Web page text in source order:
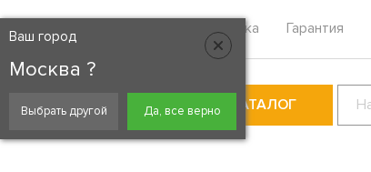
Москва
Ваш город
Москва ?
Выбрать другой Да, все верно
Доставка Гарантия
КАТАЛОГ